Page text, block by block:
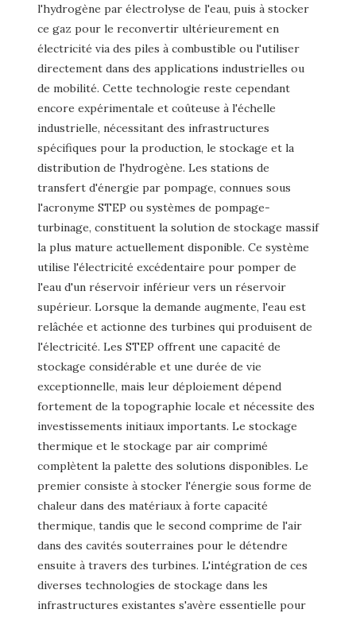
l'hydrogène par électrolyse de l'eau, puis à stocker
ce gaz pour le reconvertir ultérieurement en
électricité via des piles à combustible ou l'utiliser
directement dans des applications industrielles ou
de mobilité. Cette technologie reste cependant
encore expérimentale et coûteuse à l'échelle
industrielle, nécessitant des infrastructures
spécifiques pour la production, le stockage et la
distribution de l'hydrogène. Les stations de
transfert d'énergie par pompage, connues sous
l'acronyme STEP ou systèmes de pompage-
turbinage, constituent la solution de stockage massif
la plus mature actuellement disponible. Ce système
utilise l'électricité excédentaire pour pomper de
l'eau d'un réservoir inférieur vers un réservoir
supérieur. Lorsque la demande augmente, l'eau est
relâchée et actionne des turbines qui produisent de
l'électricité. Les STEP offrent une capacité de
stockage considérable et une durée de vie
exceptionnelle, mais leur déploiement dépend
fortement de la topographie locale et nécessite des
investissements initiaux importants. Le stockage
thermique et le stockage par air comprimé
complètent la palette des solutions disponibles. Le
premier consiste à stocker l'énergie sous forme de
chaleur dans des matériaux à forte capacité
thermique, tandis que le second comprime de l'air
dans des cavités souterraines pour le détendre
ensuite à travers des turbines. L'intégration de ces
diverses technologies de stockage dans les
infrastructures existantes s'avère essentielle pour